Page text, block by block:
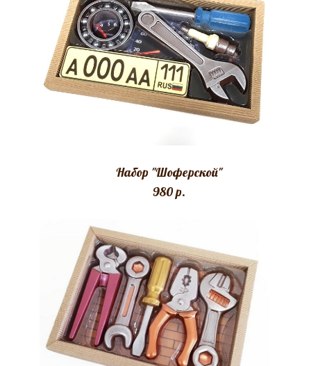
Набор "Шоферской"
980 p.